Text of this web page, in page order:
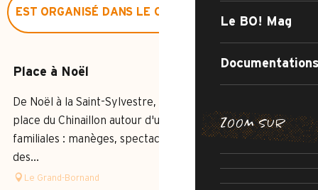
Le BO! Mag
ZOOM SUR
SENTIER DE
CHEMIN
RUE DE
EST ORGANISÉ DANS LE CADRE DE ...
Place à Noël
De Noël à la Saint-Sylvestre, l'esprit des fêtes investit la
place du Chinaillon autour d'un programme d'animations
familiales : manèges, spectacles, jeux en bois, marché
des...
Le Grand-Bornand